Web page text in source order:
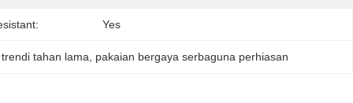
Yes
tahan lama pakaian bergaya serbaguna perhiasan